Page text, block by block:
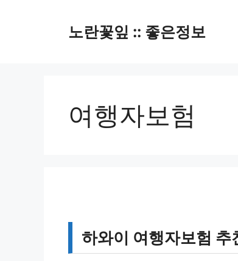
노란꽃잎 :: 좋은정보
여행자보험
하와이 여행자보험 추